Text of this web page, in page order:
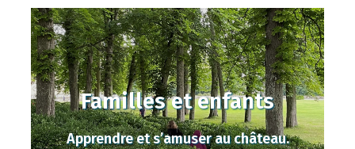
Familles et enfants
Apprendre et s’amuser au château.